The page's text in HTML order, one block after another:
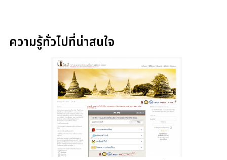
ความรู้ทั่วไปที่น่าสนใจ